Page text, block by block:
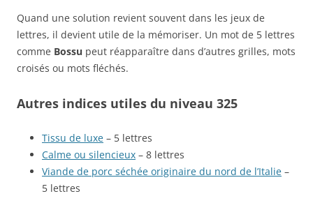
Quand une solution revient souvent dans les jeux de
lettres, il devient utile de la mémoriser. Un mot de 5 lettres
comme Bossu peut réapparaître dans d’autres grilles, mots
croisés ou mots fléchés.
Autres indices utiles du niveau 325
Tissu de luxe – 5 lettres
Calme ou silencieux – 8 lettres
Viande de porc séchée originaire du nord de l’Italie –
5 lettres